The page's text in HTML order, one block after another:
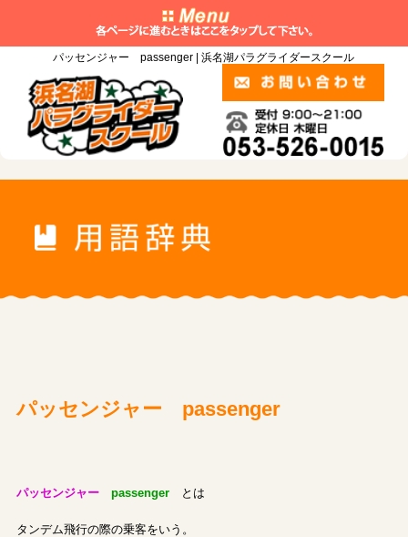
パッセンジャー passenger | 浜名湖パラグライダースクール
パッセンジャー passenger
パッセンジャー passengerとは
タンデム飛行の際の乗客をいう。